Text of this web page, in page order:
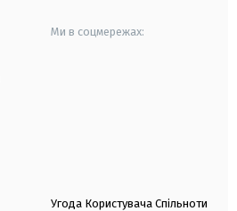
Ми в соцмережах:
Угода Користувача Спільноти